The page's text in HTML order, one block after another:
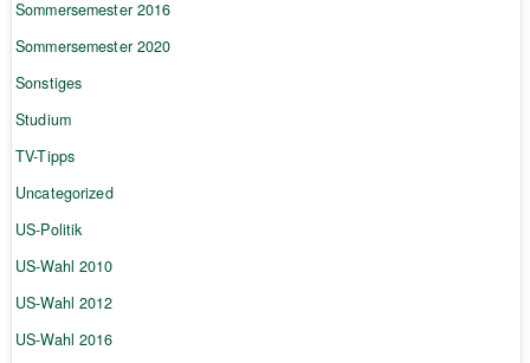
Sommersemester 2016
Sommersemester 2020
Sonstiges
Studium
TV-Tipps
Uncategorized
US-Politik
US-Wahl 2010
US-Wahl 2012
US-Wahl 2016